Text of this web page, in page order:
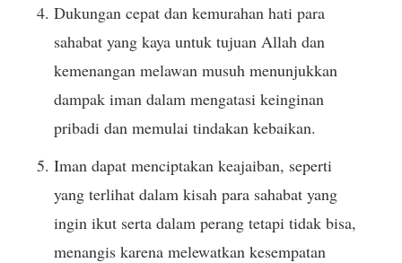
Dukungan cepat dan kemurahan hati para
sahabat yang kaya untuk tujuan Allah dan
kemenangan melawan musuh menunjukkan
dampak iman dalam mengatasi keinginan
pribadi dan memulai tindakan kebaikan.
Iman dapat menciptakan keajaiban, seperti
yang terlihat dalam kisah para sahabat yang
ingin ikut serta dalam perang tetapi tidak bisa,
menangis karena melewatkan kesempatan